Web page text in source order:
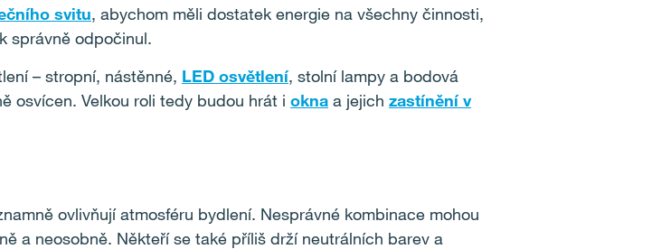
svitu, abychom měli dostatek energie na všechny činnosti,
správně odpočinul.
– stropní, nástěnné, LED osvětlení, stolní lampy a bodová
osvícen. Velkou roli tedy budou hrát i okna a jejich zastínění v
ovlivňují atmosféru bydlení. Nesprávné kombinace mohou
a neosobně. Někteří se také příliš drží neutrálních barev a